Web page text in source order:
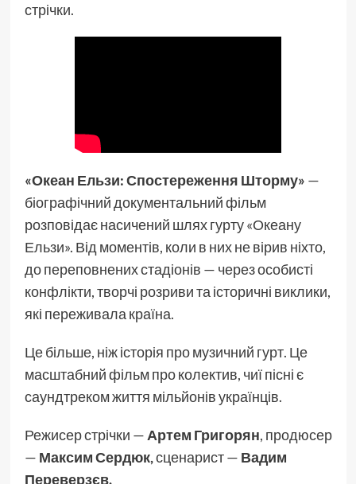
стрічки.
«Океан Ельзи: Спостереження Шторму» —
біографічний документальний фільм
розповідає насичений шлях гурту «Океану
Ельзи». Від моментів, коли в них не вірив ніхто,
до переповнених стадіонів — через особисті
конфлікти, творчі розриви та історичні виклики,
які переживала країна.
Це більше, ніж історія про музичний гурт. Це
масштабний фільм про колектив, чиї пісні є
саундтреком життя мільйонів українців.
Режисер стрічки —Артем Григорян, продюсер
— Максим Сердюк,сценарист — Вадим
Переверзєв.